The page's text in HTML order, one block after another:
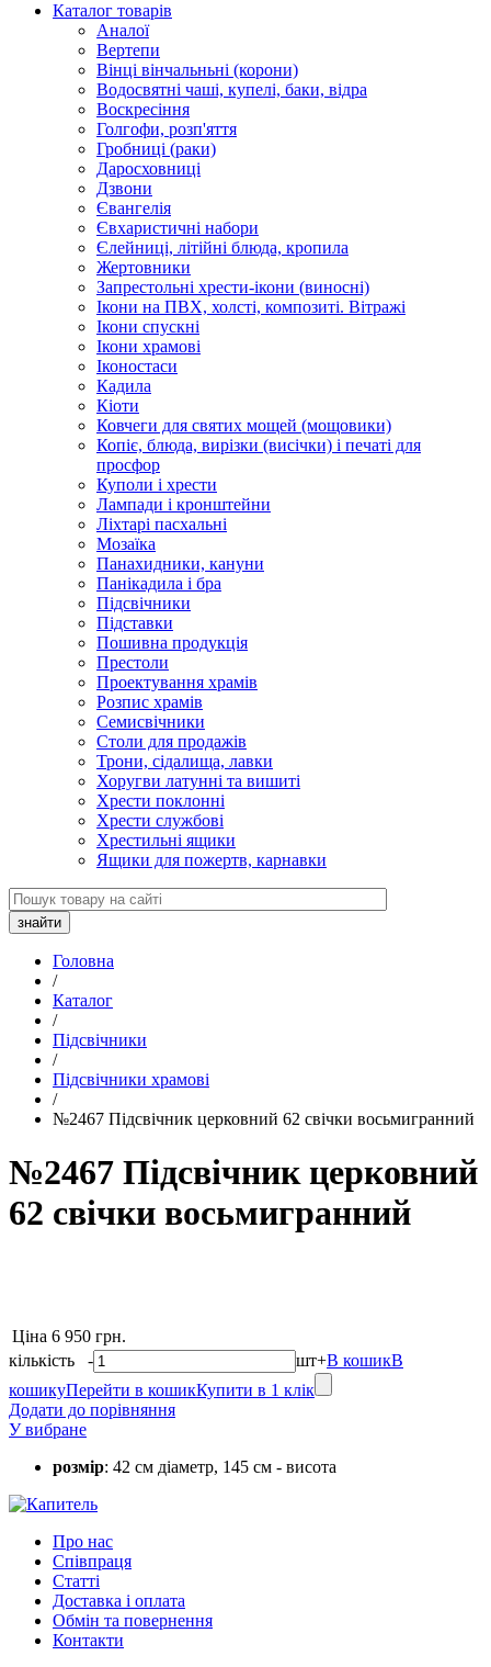
Каталог товарів
Аналої
Вертепи
Вінці вінчальньні (корони)
Водосвятні чаші, купелі, баки, відра
Воскресіння
Голгофи, розп'яття
Гробниці (раки)
Даросховниці
Дзвони
Євангелія
Євхаристичні набори
Єлейниці, літійні блюда, кропила
Жертовники
Запрестольні хрести-ікони (виносні)
Ікони на ПВХ, холсті, композиті. Вітражі
Ікони спускні
Ікони храмові
Іконостаси
Кадила
Кіоти
Ковчеги для святих мощей (мощовики)
Копіє, блюда, вирізки (висічки) і печаті для
просфор
Куполи і хрести
Лампади і кронштейни
Ліхтарі пасхальні
Мозаїка
Панахидники, кануни
Панікадила і бра
Підсвічники
Підставки
Пошивна продукція
Престоли
Проектування храмів
Розпис храмів
Семисвічники
Столи для продажів
Трони, сідалища, лавки
Хоругви латунні та вишиті
Хрести поклонні
Хрести службові
Хрестильні ящики
Ящики для пожертв, карнавки
Головна
/
Каталог
/
Підсвічники
/
Підсвічники храмові
/
№2467 Підсвічник церковний 62 свічки восьмигранний
№2467 Підсвічник церковний
62 свічки восьмигранний
Ціна 6 950 грн.
кількість - шт+В кошикВ
кошикуПерейти в кошикКупити в 1 клік
Додати до порівняння
У вибране
розмір: 42 см діаметр, 145 см - висота
Про нас
Співпраця
Статті
Доставка і оплата
Обмін та повернення
Контакти